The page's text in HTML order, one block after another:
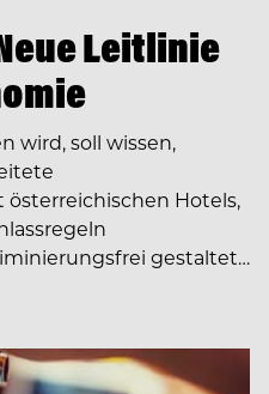
Leitlinie
wird, soll wissen,
Hotels,
gestaltet…